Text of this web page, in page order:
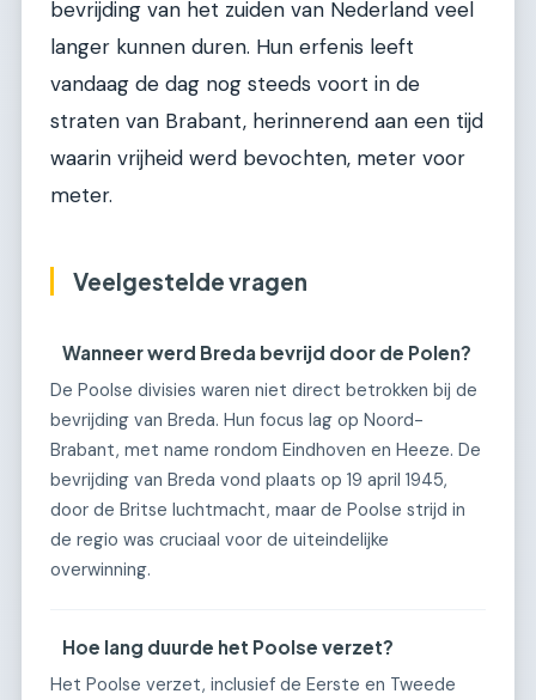
bevrijding van het zuiden van Nederland veel
langer kunnen duren. Hun erfenis leeft
vandaag de dag nog steeds voort in de
straten van Brabant, herinnerend aan een tijd
waarin vrijheid werd bevochten, meter voor
meter.
Veelgestelde vragen
Wanneer werd Breda bevrijd door de Polen?
De Poolse divisies waren niet direct betrokken bij de
bevrijding van Breda. Hun focus lag op Noord-
Brabant, met name rondom Eindhoven en Heeze. De
bevrijding van Breda vond plaats op 19 april 1945,
door de Britse luchtmacht, maar de Poolse strijd in
de regio was cruciaal voor de uiteindelijke
overwinning.
Hoe lang duurde het Poolse verzet?
Het Poolse verzet, inclusief de Eerste en Tweede